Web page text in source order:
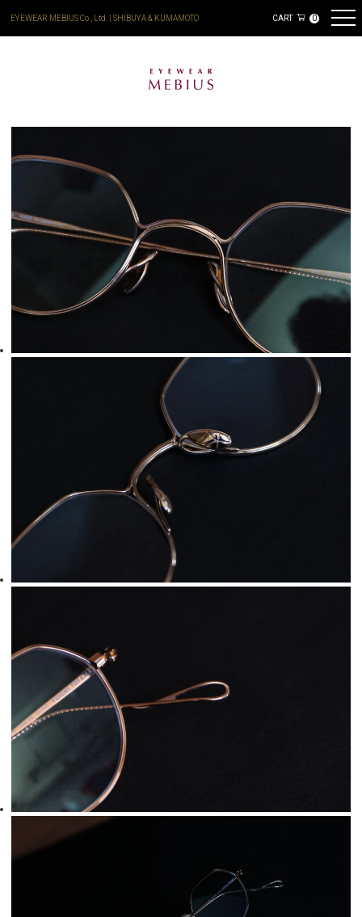
EYEWEAR MEBIUS Co., Ltd. | SHIBUYA & KUMAMOTO CART 0